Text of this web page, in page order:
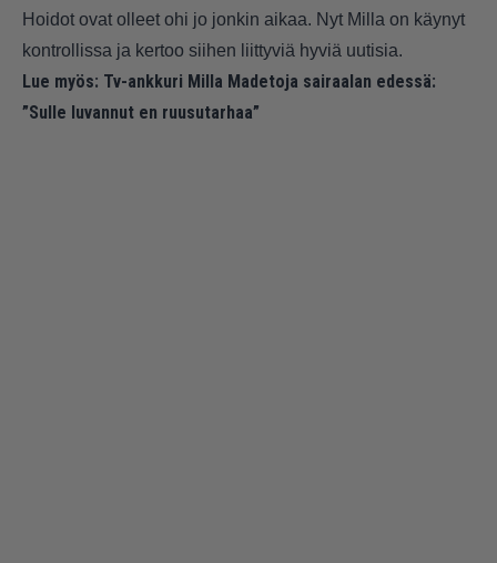
Hoidot ovat olleet ohi jo jonkin aikaa. Nyt Milla on käynyt
kontrollissa ja kertoo siihen liittyviä hyviä uutisia.
Lue myös: Tv-ankkuri Milla Madetoja sairaalan edessä:
”Sulle luvannut en ruusutarhaa”